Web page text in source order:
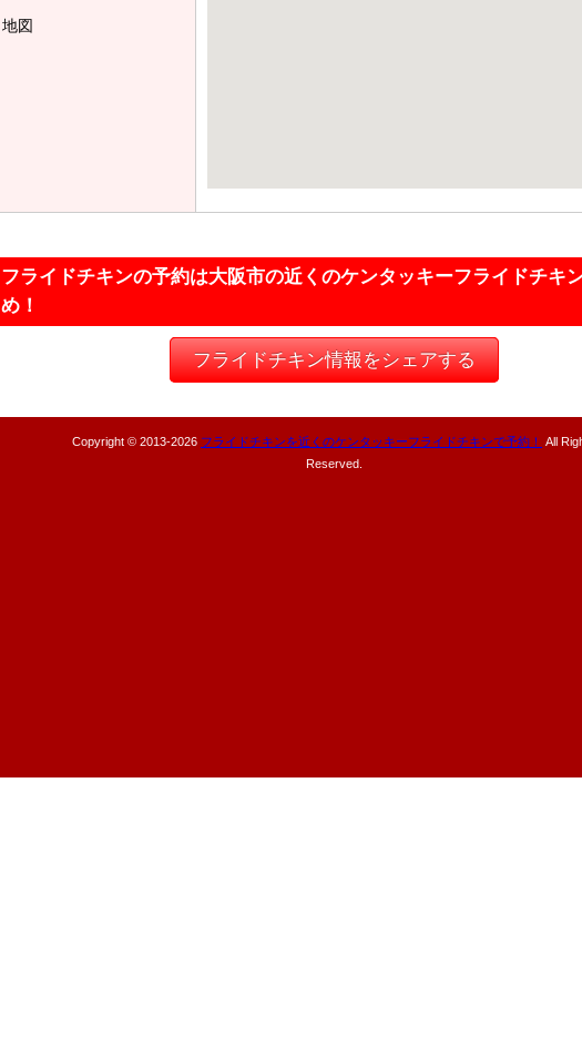
地図
フライドチキンの予約は大阪市の近くのケンタッキーフライドチキ
め！
フライドチキン情報をシェアする
Copyright © 2013-2026 フライドチキンを近くのケンタッキーフライドチキンで予約！
All
Reserved.